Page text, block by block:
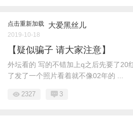
点击重新加载 大爱黑丝儿
2019-10-18
【疑似骗子 请大家注意】
外坛看的 写的不错加上q之后先要了20
了发了一个照片看着就不像02年的 ...
2327 3